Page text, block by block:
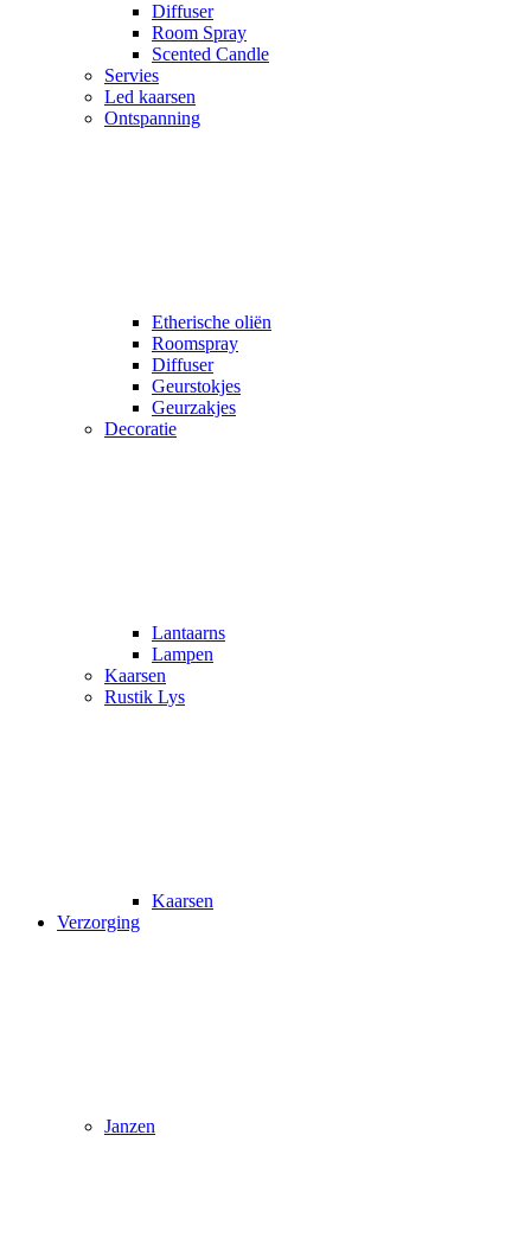
Diffuser
Room Spray
Scented Candle
Servies
Led kaarsen
Ontspanning
Etherische oliën
Roomspray
Diffuser
Geurstokjes
Geurzakjes
Decoratie
Lantaarns
Lampen
Kaarsen
Rustik Lys
Kaarsen
Verzorging
Janzen